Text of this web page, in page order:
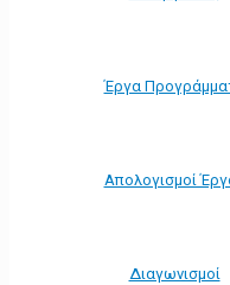
Έργα
Απολογισμοί
Διαγωνισμοί